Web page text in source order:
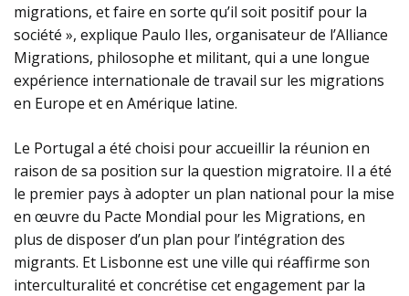
migrations, et faire en sorte qu’il soit positif pour la
société », explique Paulo Iles, organisateur de l’Alliance
Migrations, philosophe et militant, qui a une longue
expérience internationale de travail sur les migrations
en Europe et en Amérique latine.
Le Portugal a été choisi pour accueillir la réunion en
raison de sa position sur la question migratoire. Il a été
le premier pays à adopter un plan national pour la mise
en œuvre du Pacte Mondial pour les Migrations, en
plus de disposer d’un plan pour l’intégration des
migrants. Et Lisbonne est une ville qui réaffirme son
interculturalité et concrétise cet engagement par la